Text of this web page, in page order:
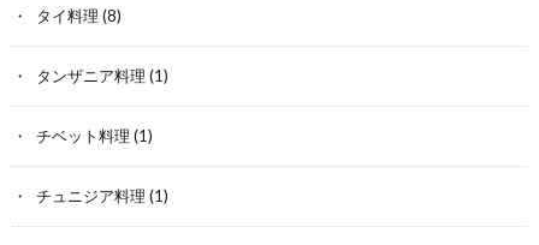
タイ料理 (8)
タンザニア料理 (1)
チベット料理 (1)
チュニジア料理 (1)